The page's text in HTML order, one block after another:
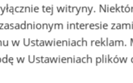
tej witryny.
interesie
w Ustawieniach reklam.
w Ustawieniach plików